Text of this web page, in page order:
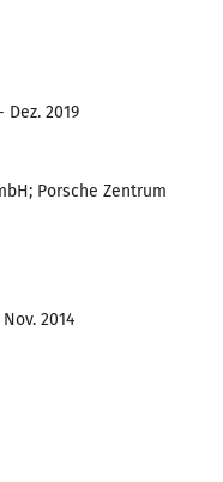
Dez. 2019
Porsche Zentrum
2014